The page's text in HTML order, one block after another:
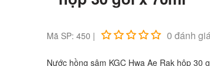
Mã SP: 450 | 0 đánh
Nước hồng sâm KGC Hwa Ae Rak hộp 30